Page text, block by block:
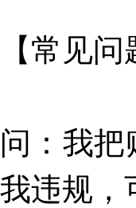
【常见问
问 ： 我把
我违规，